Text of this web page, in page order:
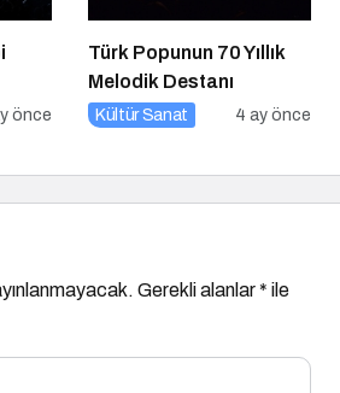
önce
Türk Popunun 70 Yıllık
Melodik Destanı
Kültür Sanat 4 ay önce
Gerekli alanlar* ile